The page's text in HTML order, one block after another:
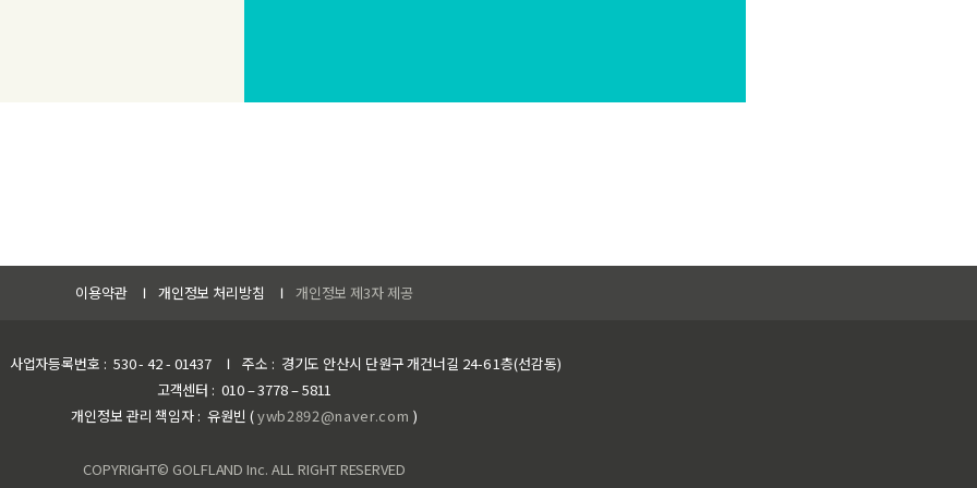
이용약관 개인정보 처리방침 개인정보 제3자 제공
사업자등록번호 530 - 42 - 01437 주소
경기도 안산시 단원구 개건너길 24-6 1층(선감동)
고객센터
010 – 3778 – 5811
개인정보 관리 책임자
유원빈 (ywb2892@naver.com )
COPYRIGHT© GOLFLAND Inc. ALL RIGHT RESERVED